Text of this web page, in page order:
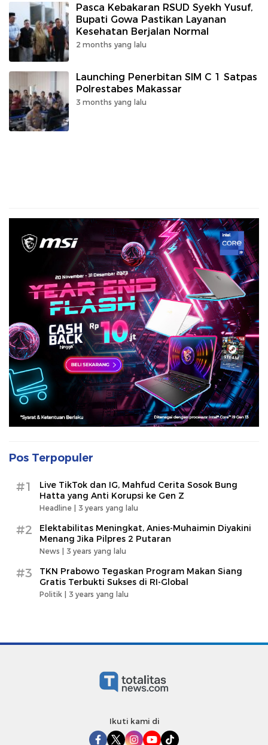
Pasca Kebakaran RSUD Syekh Yusuf,
Bupati Gowa Pastikan Layanan
Kesehatan Berjalan Normal
2 months yang lalu
Launching Penerbitan SIM C 1 Satpas
Polrestabes Makassar
3 months yang lalu
Pos Terpopuler
#1
Live TikTok dan IG, Mahfud Cerita Sosok Bung
Hatta yang Anti Korupsi ke Gen Z
Headline | 3 years yang lalu
#2
Elektabilitas Meningkat, Anies-Muhaimin Diyakini
Menang Jika Pilpres 2 Putaran
News | 3 years yang lalu
#3
TKN Prabowo Tegaskan Program Makan Siang
Gratis Terbukti Sukses di RI-Global
Politik | 3 years yang lalu
Ikuti kami di